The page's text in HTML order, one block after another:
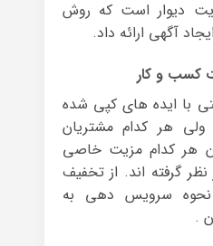
دیوار است که روش
آگهی ارائه داد.
کسب و کار
با ایده های کپی شده
ولی هر کدام مشتریان
هر کدام مزیت خاصی
گرفته اند. از تخفیف
نحوه سرویس دهی به
.